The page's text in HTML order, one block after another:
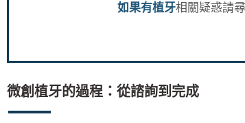
如果有植牙相關疑惑請
微創植牙的過程：從諮詢到完成